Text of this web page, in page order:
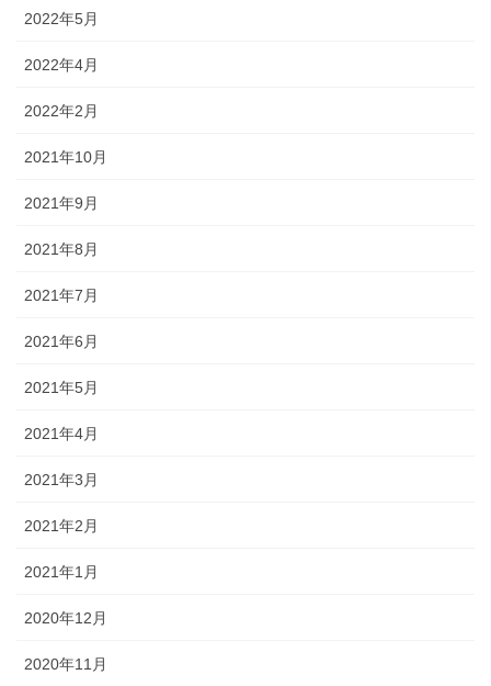
2022年5月
2022年4月
2022年2月
2021年10月
2021年9月
2021年8月
2021年7月
2021年6月
2021年5月
2021年4月
2021年3月
2021年2月
2021年1月
2020年12月
2020年11月